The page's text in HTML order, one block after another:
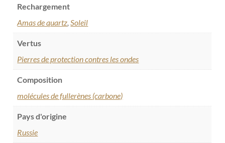
Rechargement
Amas de quartz,Soleil
Vertus
Pierres de protection contres les ondes
Composition
molécules de fullerènes (carbone)
Pays d'origine
Russie